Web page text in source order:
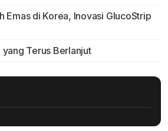
Emas di Korea, Inovasi GlucoStrip
yang Terus Berlanjut